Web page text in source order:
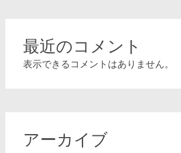
最近のコメント
表示できるコメントはありません。
アーカイブ